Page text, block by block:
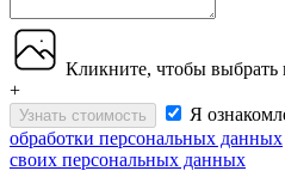
Кликните, чтобы выбрать
+
Узнать стоимость Я
обработки персональных данных
своих персональных данных